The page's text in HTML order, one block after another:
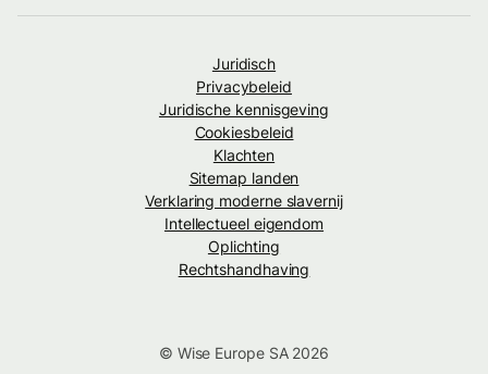
Juridisch
Privacybeleid
Juridische kennisgeving
Cookiesbeleid
Klachten
Sitemap landen
Verklaring moderne slavernij
Intellectueel eigendom
Oplichting
Rechtshandhaving
© Wise Europe SA 2026